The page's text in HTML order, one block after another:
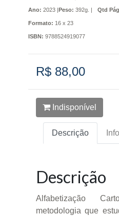
Ano: 2023 |Peso: 392g. | Qtd
Formato: 16 x 23
ISBN: 9788524919077
R$ 88,00
Indisponível
Descrição
Descrição
Alfabetização
metodologia que